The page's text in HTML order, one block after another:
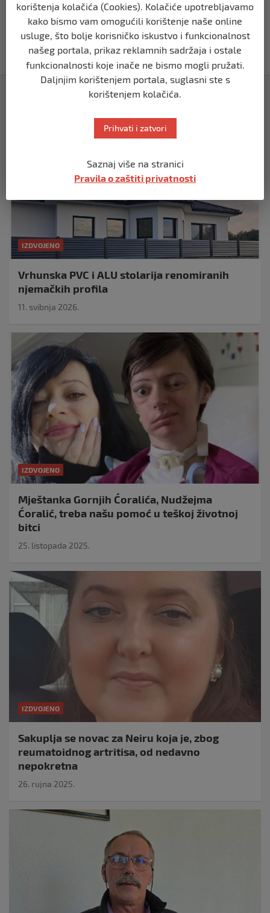
BIH
Akcija SIPA-e: Pretresaju se stambeni i
pomoćni objekti
prije 5 mjeseci
IZDVOJENO
Vrhunska PVC i ALU stolarija renomiranih
njemačkih profila
11. svibnja 2026.
IZDVOJENO
Mještanka Gornjih Ćoralića, Nudžejma
Ćoralić, treba našu pomoć u teškoj životnoj
bitci
25. listopada 2025.
IZDVOJENO
Sakuplja se novac za Neiru koja je, zbog
reumatoidnog artritisa, od nedavno
nepokretna
26. rujna 2025.
korištenja kolačića (Cookies). Kolačiće upotrebljavamo
kako bismo vam omogućili korištenje naše online
usluge, što bolje korisničko iskustvo i funkcionalnost
našeg portala, prikaz reklamnih sadržaja i ostale
funkcionalnosti koje inače ne bismo mogli pružati.
Daljnjim korištenjem portala, suglasni ste s
korištenjem kolačića.
Prihvati i zatvori
Saznaj više na stranici
Pravila o zaštiti privatnosti